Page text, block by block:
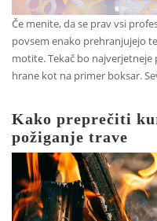
Če menite, da se prav vsi
povsem enako prehranjujejo
motite. Tekač bo
hrane kot na primer boksar.
Kako preprečiti
požiganje trave